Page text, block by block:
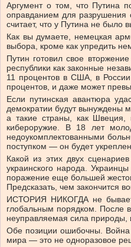
Аргумент о том, что Путина
оправданием для разрушения
считает, что у Путина не было
Как вы думаете, немецкая
выбора, кроме как упредить
Путин готовил свое
республики как законные
11 процентов в США, в
процентов, и даже может
Если путинская авантюра
демократии будут вынуждены
а такие страны, как Швеция,
кибероружие. В 18 лет
недоукомплектованными
поступком — он будет
Какой из этих двух
украинского народа.
поражение еще большей
Предсказать, чем закончится
ИСТОРИЯ НИКОГДА не бывает
глобальным порядком. После
неуправляемая сила
Обе позиции ошибочны.
мира — это не одноразовое